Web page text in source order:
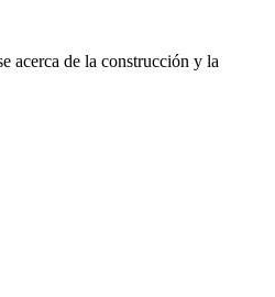
acerca de la construcción y la